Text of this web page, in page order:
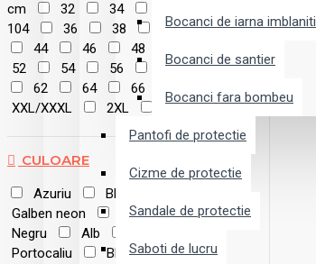
Bocanci de iarna imblaniti
Bocanci de santier
Bocanci fara bombeu
Pantofi de protectie
Cizme de protectie
Sandale de protectie
Saboti de lucru
cm
32 34
104
36 38 40
42
44
46 48
52
54 56 58
60
62
64
66
XXL/XXXL
2XL 3XL
CULOARE
Azuriu Bleu
Galben neon
Gri inchis
Negru
Alb
Portocaliu
Bleumarin